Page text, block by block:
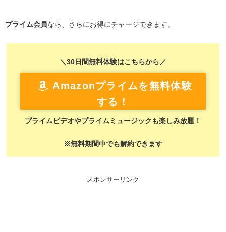
プライム会員なら、さらにお得にチャージできます。
＼30日間無料体験はこちらから／
Amazonプライムを無料体験
する！
プライムビデオやプライムミュージックも楽しみ放題！
※無料期間中でも解約できます
スポンサーリンク